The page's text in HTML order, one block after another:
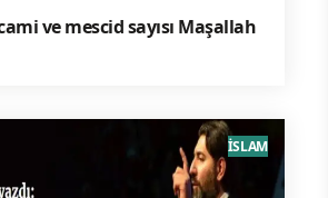
ve mescid sayısı Maşallah
İSLAM